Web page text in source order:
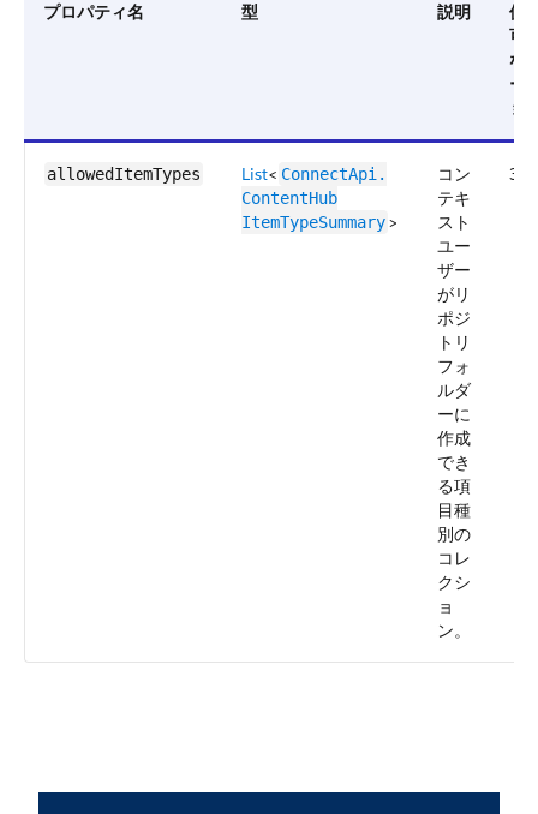
プロパティ名 型 説明
使
可
な
ー
ョ
allowedItemTypes List< ConnectApi.​
ContentHub​
ItemTypeSummary>
コン
テキ
スト
ユー
ザー
がリ
ポジ
トリ
フォ
ルダ
ーに
作成
でき
る項
目種
別の
コレ
クシ
ョ
ン。